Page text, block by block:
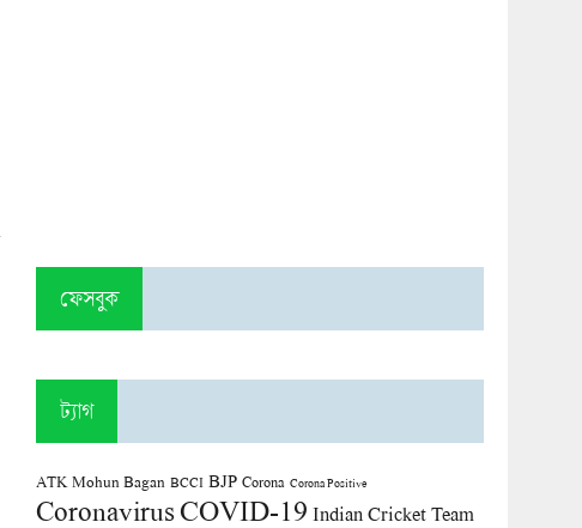
ফেসবুক
ট্যাগ
ATK Mohun Bagan BCCI BJP Corona Corona Positive
CoronavirusCOVID-19 Indian Cricket Team